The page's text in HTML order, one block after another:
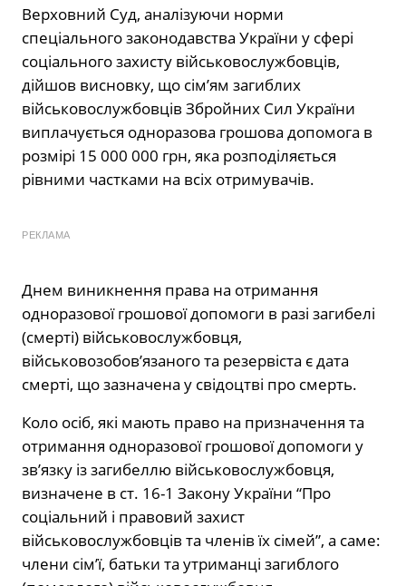
Верховний Суд, аналізуючи норми
спеціального законодавства України у сфері
соціального захисту військовослужбовців,
дійшов висновку, що сім’ям загиблих
військовослужбовців Збройних Сил України
виплачується одноразова грошова допомога в
розмірі 15 000 000 грн, яка розподіляється
рівними частками на всіх отримувачів.
РЕКЛАМА
Днем виникнення права на отримання
одноразової грошової допомоги в разі загибелі
(смерті) військовослужбовця,
військовозобов’язаного та резервіста є дата
смерті, що зазначена у свідоцтві про смерть.
Коло осіб, які мають право на призначення та
отримання одноразової грошової допомоги у
зв’язку із загибеллю військовослужбовця,
визначене в ст. 16-1 Закону України “Про
соціальний і правовий захист
військовослужбовців та членів їх сімей”, а саме:
члени сім’ї, батьки та утриманці загиблого